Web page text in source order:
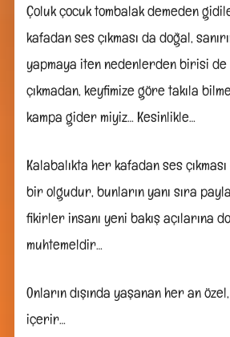
Çoluk çocuk tombalak demeden
kafadan ses çıkması da doğal,
yapmaya iten nedenlerden birisi
çıkmadan, keyfimize göre takıla
kampa gider miyiz… Kesinlikle…
Kalabalıkta her kafadan ses
bir olgudur, bunların yanı sıra
fikirler insanı yeni bakış açılarına
muhtemeldir…
Onların dışında yaşanan her an
içerir…